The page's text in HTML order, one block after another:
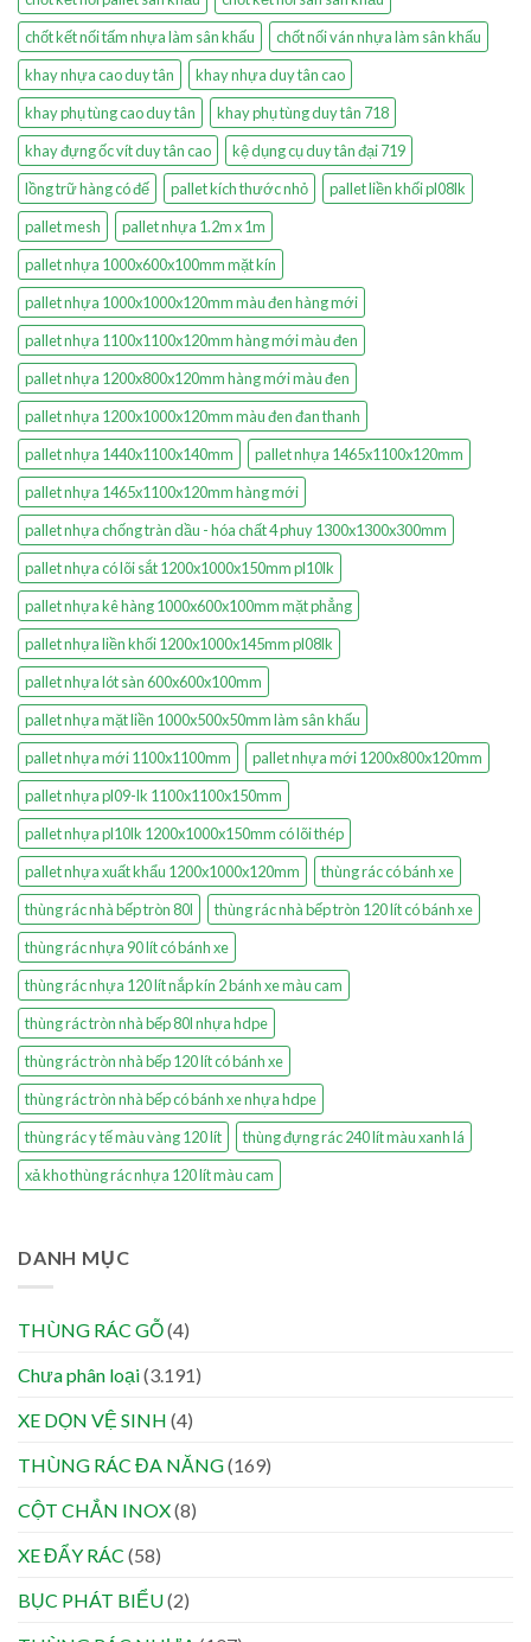
chốt kết nối tấm nhựa làm sân khấu
chốt nối ván nhựa làm sân khấu
khay nhựa cao duy tân
khay nhựa duy tân cao
khay phụ tùng cao duy tân
khay phụ tùng duy tân 718
khay đựng ốc vít duy tân cao
kệ dụng cụ duy tân đại 719
lồng trữ hàng có đế
pallet kích thước nhỏ
pallet liền khối pl08lk
pallet mesh
pallet nhựa 1.2m x 1m
pallet nhựa 1000x600x100mm mặt kín
pallet nhựa 1000x1000x120mm màu đen hàng mới
pallet nhựa 1100x1100x120mm hàng mới màu đen
pallet nhựa 1200x800x120mm hàng mới màu đen
pallet nhựa 1200x1000x120mm màu đen đan thanh
pallet nhựa 1440x1100x140mm
pallet nhựa 1465x1100x120mm
pallet nhựa 1465x1100x120mm hàng mới
pallet nhựa chống tràn dầu - hóa chất 4 phuy 1300x1300x300mm
pallet nhựa có lõi sắt 1200x1000x150mm pl10lk
pallet nhựa kê hàng 1000x600x100mm mặt phẳng
pallet nhựa liền khối 1200x1000x145mm pl08lk
pallet nhựa lót sàn 600x600x100mm
pallet nhựa mặt liền 1000x500x50mm làm sân khấu
pallet nhựa mới 1100x1100mm
pallet nhựa mới 1200x800x120mm
pallet nhựa pl09-lk 1100x1100x150mm
pallet nhựa pl10lk 1200x1000x150mm có lõi thép
pallet nhựa xuất khẩu 1200x1000x120mm
thùng rác có bánh xe
thùng rác nhà bếp tròn 80l
thùng rác nhà bếp tròn 120 lít có bánh xe
thùng rác nhựa 90 lít có bánh xe
thùng rác nhựa 120 lít nắp kín 2 bánh xe màu cam
thùng rác tròn nhà bếp 80l nhựa hdpe
thùng rác tròn nhà bếp 120 lít có bánh xe
thùng rác tròn nhà bếp có bánh xe nhựa hdpe
thùng rác y tế màu vàng 120 lít
thùng đựng rác 240 lít màu xanh lá
xả kho thùng rác nhựa 120 lít màu cam
DANH MỤC
THÙNG RÁC GỖ(4)
Chưa phân loại(3.191)
XE DỌN VỆ SINH (4)
THÙNG RÁC ĐA NĂNG(169)
CỘT CHẮN INOX(8)
XE ĐẨY RÁC (58)
BỤC PHÁT BIỂU(2)